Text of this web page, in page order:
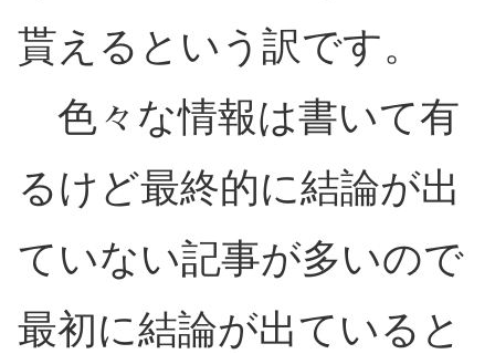
貰えるという訳です。
色々な情報は書いて有
るけど最終的に結論が出
ていない記事が多いので
最初に結論が出ていると